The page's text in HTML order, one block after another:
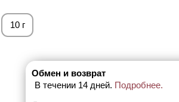
10 г
Обмен и возврат
В течении 14 дней. Подробнее.